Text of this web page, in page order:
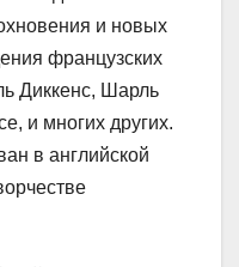
и новых
французских
Диккенс, Шарль
и многих других.
в английской